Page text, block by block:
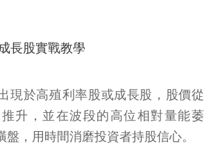
長股實戰教學
現於高殖利率股或成長股，股價從
升，並在波段的高位相對量能萎
盤，用時間消磨投資者持股信心。